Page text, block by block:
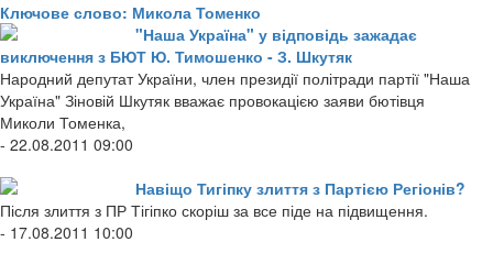
Ключове слово: Микола Томенко
"Наша Україна" у відповідь зажадає
виключення з БЮТ Ю. Тимошенко - З. Шкутяк
Народний депутат України, член президії політради партії "Наша
Україна" Зіновій Шкутяк вважає провокацією заяви бютівця
Миколи Томенка,
- 22.08.2011 09:00
Навіщо Тигіпку злиття з Партією Регіонів?
Після злиття з ПР Тігіпко скоріш за все піде на підвищення.
- 17.08.2011 10:00